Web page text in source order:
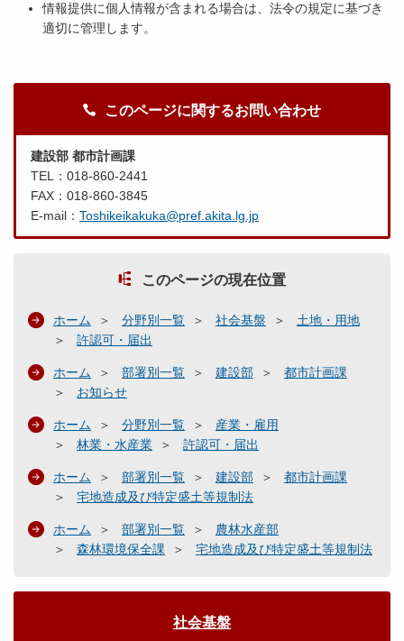
情報提供に個人情報が含まれる場合は、法令の規定に基づき
適切に管理します。
このページに関するお問い合わせ
建設部 都市計画課
TEL：018-860-2441
FAX：018-860-3845
E-mail： Toshikeikakuka@pref.akita.lg.jp
このページの現在位置
ホーム 分野別一覧 社会基盤
土地・用地
許認可・届出
ホーム 部署別一覧 建設部
都市計画課
お知らせ
ホーム 分野別一覧
産業・雇用
林業・水産業
許認可・届出
ホーム 部署別一覧 建設部
都市計画課
宅地造成及び特定盛土等規制法
ホーム 部署別一覧
農林水産部
森林環境保全課
宅地造成及び特定盛土等規制法
社会基盤